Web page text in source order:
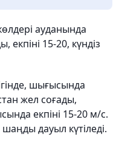
ауданында
екпіні 15-20, күндіз
шығысында
жел соғады,
екпіні 15-20 м/с.
дауыл күтіледі.